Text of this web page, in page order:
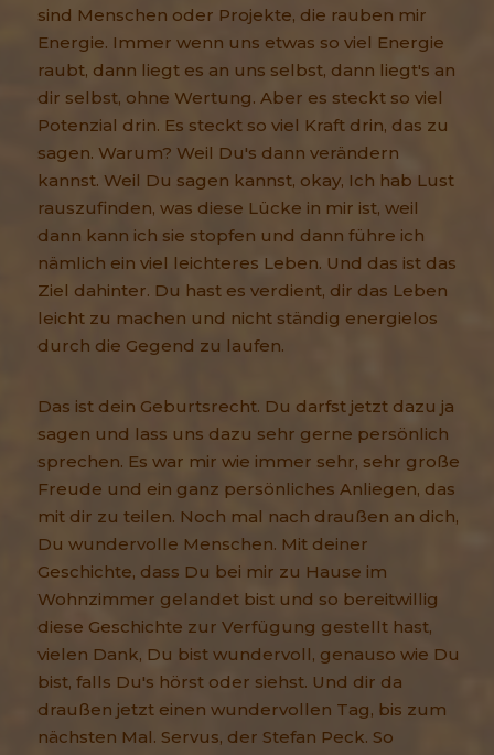
sind Menschen oder Projekte, die rauben mir
Energie. Immer wenn uns etwas so viel Energie
raubt, dann liegt es an uns selbst, dann liegt's an
dir selbst, ohne Wertung. Aber es steckt so viel
Potenzial drin. Es steckt so viel Kraft drin, das zu
sagen. Warum? Weil Du's dann verändern
kannst. Weil Du sagen kannst, okay, Ich hab Lust
rauszufinden, was diese Lücke in mir ist, weil
dann kann ich sie stopfen und dann führe ich
nämlich ein viel leichteres Leben. Und das ist das
Ziel dahinter. Du hast es verdient, dir das Leben
leicht zu machen und nicht ständig energielos
durch die Gegend zu laufen.
Das ist dein Geburtsrecht. Du darfst jetzt dazu ja
sagen und lass uns dazu sehr gerne persönlich
sprechen. Es war mir wie immer sehr, sehr große
Freude und ein ganz persönliches Anliegen, das
mit dir zu teilen. Noch mal nach draußen an dich,
Du wundervolle Menschen. Mit deiner
Geschichte, dass Du bei mir zu Hause im
Wohnzimmer gelandet bist und so bereitwillig
diese Geschichte zur Verfügung gestellt hast,
vielen Dank, Du bist wundervoll, genauso wie Du
bist, falls Du's hörst oder siehst. Und dir da
draußen jetzt einen wundervollen Tag, bis zum
nächsten Mal. Servus, der Stefan Peck. So